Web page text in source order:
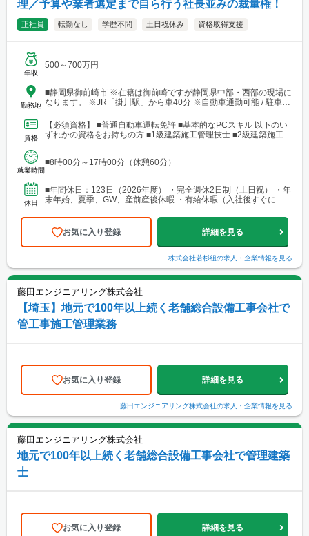
理／予算や業者選定まで自ら行う社長並みの裁量権！
正社員 転勤なし 学歴不問 土日祝休み 資格取得支援
年収
500～700万円
勤務地
■静岡県御前崎市 ※在籍は御前崎ですが静岡県中部・西部の現場に
なります。 ※JR「掛川駅」から車40分 ※自動車通勤可能 / 駐車場
資格
【必須資格】 ■普通自動車運転免許 ■基本的なPCスキル 以下のい
ずれかの資格をお持ちの方 ■1級建築施工管理技士 ■2級建築施工管
就業時間
■8時00分～17時00分（休憩60分）
休日
■年間休日：123日（2026年度） ・完全週休2日制（土日祝） ・年
末年始、夏季、GW、産前産後休暇 ・有給休暇（入社後すぐに有
お気に入り登録 詳細を見る
株式会社若杉組の求人・企業情報を見る
藤田エンジニアリング株式会社
【埼玉】地元で100年以上続く老舗総合設備工事会社で
管工事施工管理業務
お気に入り登録 詳細を見る
藤田エンジニアリング株式会社の求人・企業情報を見る
藤田エンジニアリング株式会社
地元で100年以上続く老舗総合設備工事会社で管理建築
士
お気に入り登録 詳細を見る